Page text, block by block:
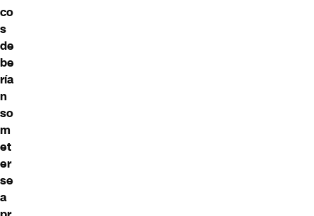
co
s
de
be
ría
n
so
m
et
er
se
a